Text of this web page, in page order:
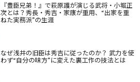
『豊臣兄弟！』で萩原護が演じる武将・小堀正
次とは？秀長・秀吉・家康が重用、“出家を重
ねた実務派”の生涯
なぜ浅井の旧臣は秀吉に従ったのか？ 武力を使
わず“自分の味方”に変えた裏工作の技法とは